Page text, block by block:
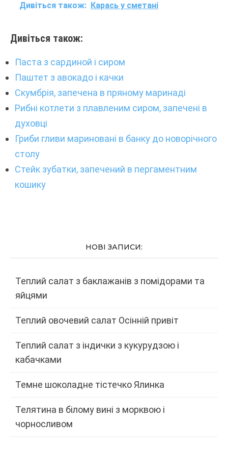
Дивіться також: Карась у сметані
Дивіться також:
Паста з сардиной і сиром
Паштет з авокадо і качки
Скумбрія, запечена в пряному маринаді
Рибні котлети з плавленим сиром, запечені в
духовці
Гриби гливи мариновані в банку до новорічного
столу
Стейк зубатки, запечений в пергаментним
кошику
НОВІ ЗАПИСИ:
Теплий салат з баклажанів з помідорами та
яйцями
Теплий овочевий салат Осінній привіт
Теплий салат з індички з кукурудзою і
кабачками
Темне шоколадне тістечко Ялинка
Телятина в білому вині з морквою і
чорносливом